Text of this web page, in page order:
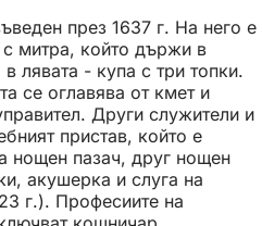
през 1637 г. На него е
митра, който държи в
лявата - купа с три топки.
се оглавява от кмет и
Други служители и
пристав, който е
нощен пазач, друг нощен
акушерка и слуга на
г.). Професиите на